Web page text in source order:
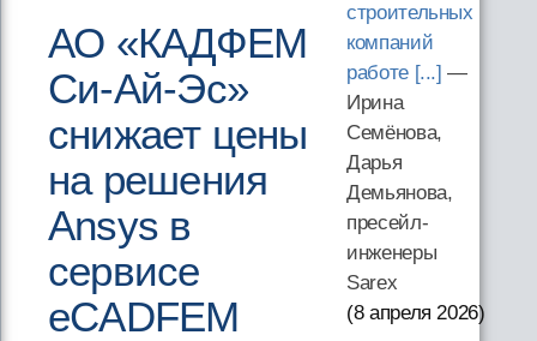
АО «КАДФЕМ
Си-Ай-Эс»
снижает цены
на решения
Ansys в
сервисе
eCADFEM
строительных
компаний
работе [...] —
Ирина
Семёнова,
Дарья
Демьянова,
пресейл-
инженеры
Sarex
(8 апреля 2026)